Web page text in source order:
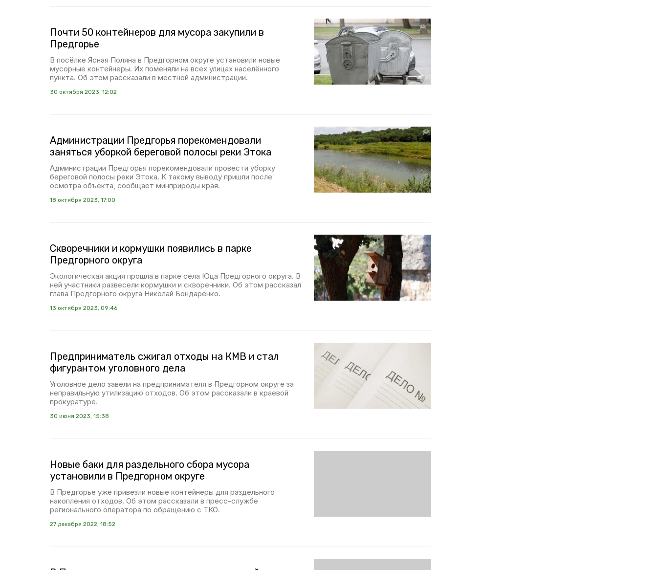
Почти 50 контейнеров для мусора закупили в
Предгорье
В посёлке Ясная Поляна в Предгорном округе установили новые
мусорные контейнеры. Их поменяли на всех улицах населённого
пункта. Об этом рассказали в местной администрации.
30 октября 2023, 12:02
Администрации Предгорья порекомендовали
заняться уборкой береговой полосы реки Этока
Администрации Предгорья порекомендовали провести уборку
береговой полосы реки Этока. К такому выводу пришли после
осмотра объекта, сообщает минприроды края.
18 октября 2023, 17:00
Скворечники и кормушки появились в парке
Предгорного округа
Экологическая акция прошла в парке села Юца Предгорного округа. В
ней участники развесели кормушки и скворечники. Об этом рассказал
глава Предгорного округа Николай Бондаренко.
13 октября 2023, 09:46
Предприниматель сжигал отходы на КМВ и стал
фигурантом уголовного дела
Уголовное дело завели на предпринимателя в Предгорном округе за
неправильную утилизацию отходов. Об этом рассказали в краевой
прокуратуре.
30 июня 2023, 15:38
Новые баки для раздельного сбора мусора
установили в Предгорном округе
В Предгорье уже привезли новые контейнеры для раздельного
накопления отходов. Об этом рассказали в пресс-службе
регионального оператора по обращению с ТКО.
27 декабря 2022, 18:52